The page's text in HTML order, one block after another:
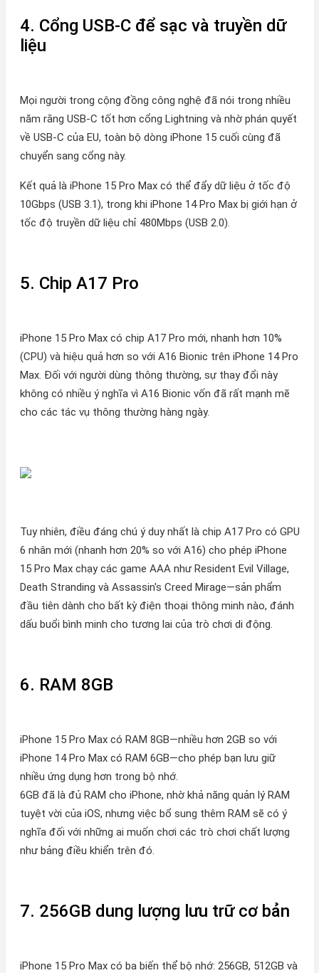
4. Cổng USB-C để sạc và truyền dữ
liệu
Mọi người trong cộng đồng công nghệ đã nói trong nhiều
năm rằng USB-C tốt hơn cổng Lightning và nhờ phán quyết
về USB-C của EU, toàn bộ dòng iPhone 15 cuối cùng đã
chuyển sang cổng này.
Kết quả là iPhone 15 Pro Max có thể đẩy dữ liệu ở tốc độ
10Gbps (USB 3.1), trong khi iPhone 14 Pro Max bị giới hạn ở
tốc độ truyền dữ liệu chỉ 480Mbps (USB 2.0).
5. Chip A17 Pro
iPhone 15 Pro Max có chip A17 Pro mới, nhanh hơn 10%
(CPU) và hiệu quả hơn so với A16 Bionic trên iPhone 14 Pro
Max. Đối với người dùng thông thường, sự thay đổi này
không có nhiều ý nghĩa vì A16 Bionic vốn đã rất mạnh mẽ
cho các tác vụ thông thường hàng ngày.
Tuy nhiên, điều đáng chú ý duy nhất là chip A17 Pro có GPU
6 nhân mới (nhanh hơn 20% so với A16) cho phép iPhone
15 Pro Max chạy các game AAA như Resident Evil Village,
Death Stranding và Assassin's Creed Mirage—sản phẩm
đầu tiên dành cho bất kỳ điện thoại thông minh nào, đánh
dấu buổi bình minh cho tương lai của trò chơi di động.
6. RAM 8GB
iPhone 15 Pro Max có RAM 8GB—nhiều hơn 2GB so với
iPhone 14 Pro Max có RAM 6GB—cho phép bạn lưu giữ
nhiều ứng dụng hơn trong bộ nhớ.
6GB đã là đủ RAM cho iPhone, nhờ khả năng quản lý RAM
tuyệt vời của iOS, nhưng việc bổ sung thêm RAM sẽ có ý
nghĩa đối với những ai muốn chơi các trò chơi chất lượng
như bảng điều khiển trên đó.
7. 256GB dung lượng lưu trữ cơ bản
iPhone 15 Pro Max có ba biến thể bộ nhớ: 256GB, 512GB và